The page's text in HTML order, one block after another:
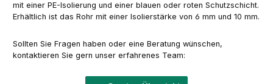
mit einer PE-Isolierung und einer blauen oder roten Schutzschicht.
Erhältlich ist das Rohr mit einer Isolierstärke von 6 mm und 10 mm.
Sollten Sie Fragen haben oder eine Beratung wünschen,
kontaktieren Sie gern unser erfahrenes Team: